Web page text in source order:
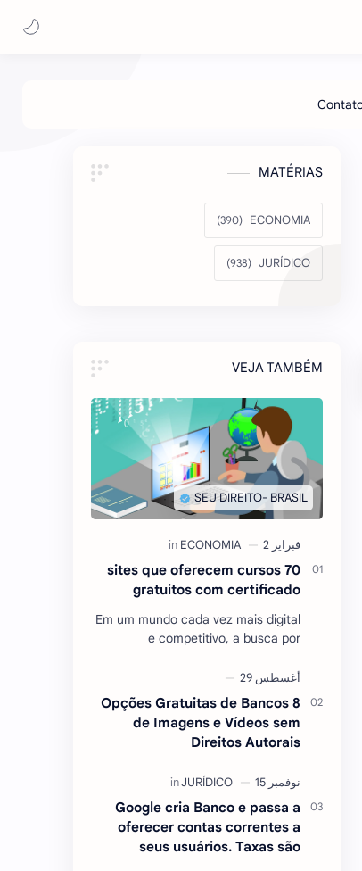
MATÉRIAS
ECONOMIA
JURÍDICO
VEJA TAMBÉM
70 sites que oferecem cursos
gratuitos com certificado
Em um mundo cada vez mais digital
e competitivo, a busca por
tornou-se essencial para quem
deseja se destacar no mercado …
8 Opções Gratuitas de Bancos
de Imagens e Vídeos sem
Direitos Autorais
Google cria Banco e passa a
oferecer contas correntes a
seus usuários. Taxas são